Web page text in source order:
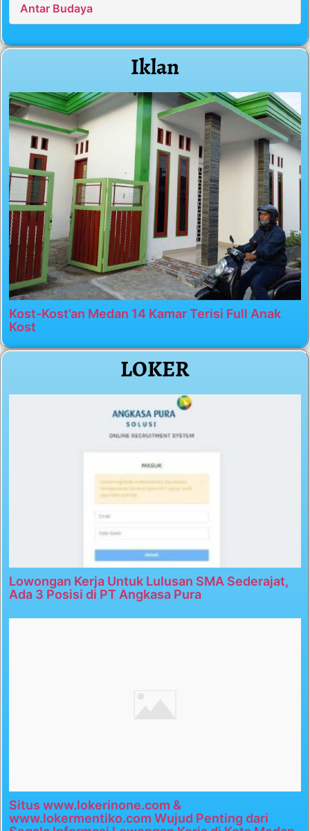
Antar Budaya
Iklan
Kost-Kost’an Medan 14 Kamar Terisi Full Anak
Kost
LOKER
Lowongan Kerja Untuk Lulusan SMA Sederajat,
Ada 3 Posisi di PT Angkasa Pura
Situs www.lokerinone.com &
www.lokermentiko.com Wujud Penting dari